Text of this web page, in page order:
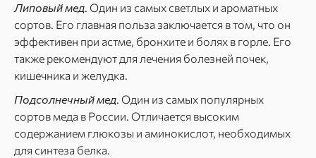
Липовый мед. Один из самых светлых и ароматных
сортов. Его главная польза заключается в том, что он
эффективен при астме, бронхите и болях в горле. Его
также рекомендуют для лечения болезней почек,
кишечника и желудка.
Подсолнечный мед. Один из самых популярных
сортов меда в России. Отличается высоким
содержанием глюкозы и аминокислот, необходимых
для синтеза белка.